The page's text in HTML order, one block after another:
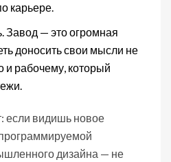
карьере.
Завод — это огромная
доносить свои мысли не
и рабочему, который
если видишь новое
дизайна — не